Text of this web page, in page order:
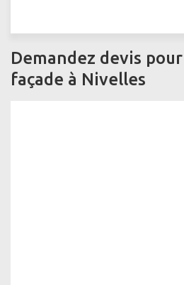
Demandez devis
façade à Nivelles